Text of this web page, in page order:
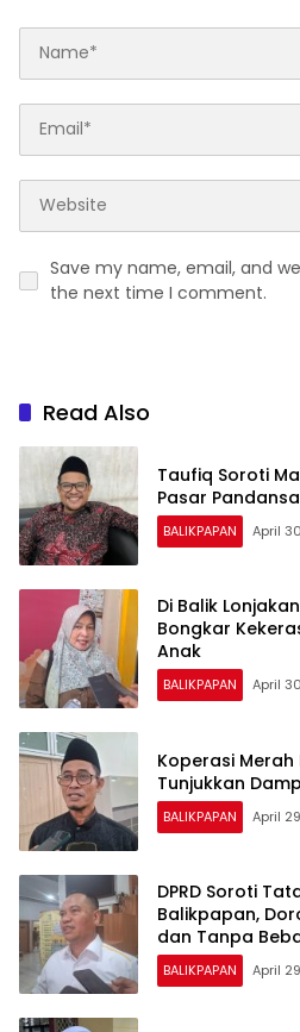
Save my name, email, and
the next time I comment.
Read Also
Taufiq Soroti
Pasar
BALIKPAPAN April
Di Balik
Bongkar
Anak
BALIKPAPAN April
Koperasi
Tunjukkan
BALIKPAPAN April
DPRD Soroti
Balikpapan,
dan Tanpa
BALIKPAPAN April